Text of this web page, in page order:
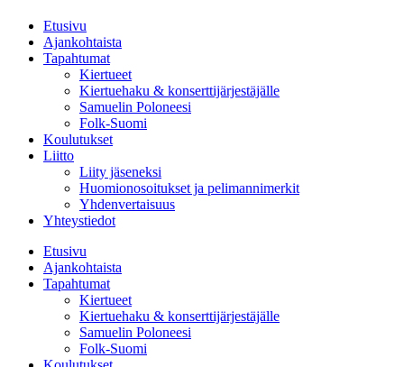
Etusivu
Ajankohtaista
Tapahtumat
Kiertueet
Kiertuehaku & konserttijärjestäjälle
Samuelin Poloneesi
Folk-Suomi
Koulutukset
Liitto
Liity jäseneksi
Huomionosoitukset ja pelimannimerkit
Yhdenvertaisuus
Yhteystiedot
Etusivu
Ajankohtaista
Tapahtumat
Kiertueet
Kiertuehaku & konserttijärjestäjälle
Samuelin Poloneesi
Folk-Suomi